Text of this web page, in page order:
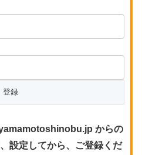
からの
設定してから、ご登録くだ